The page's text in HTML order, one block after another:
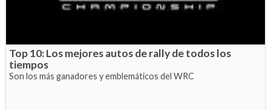
Top 10: Los mejores autos de rally de todos los
tiempos
Son los más ganadores y emblemáticos del WRC